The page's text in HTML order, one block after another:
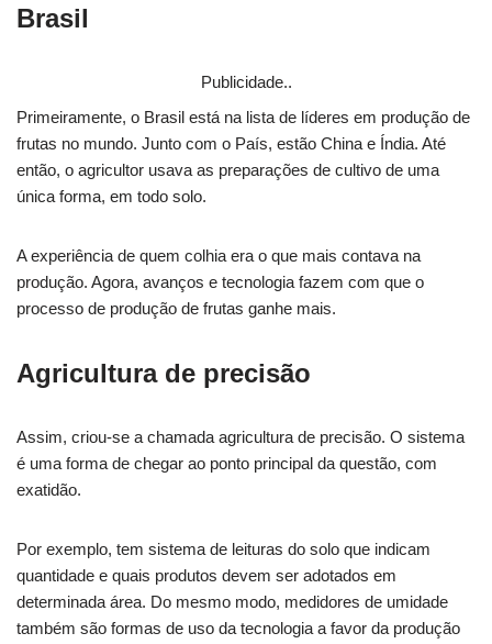
Brasil
Publicidade..
Primeiramente, o Brasil está na lista de líderes em produção de
frutas no mundo. Junto com o País, estão China e Índia. Até
então, o agricultor usava as preparações de cultivo de uma
única forma, em todo solo.
A experiência de quem colhia era o que mais contava na
produção. Agora, avanços e tecnologia fazem com que o
processo de produção de frutas ganhe mais.
Agricultura de precisão
Assim, criou-se a chamada agricultura de precisão. O sistema
é uma forma de chegar ao ponto principal da questão, com
exatidão.
Por exemplo, tem sistema de leituras do solo que indicam
quantidade e quais produtos devem ser adotados em
determinada área. Do mesmo modo, medidores de umidade
também são formas de uso da tecnologia a favor da produção